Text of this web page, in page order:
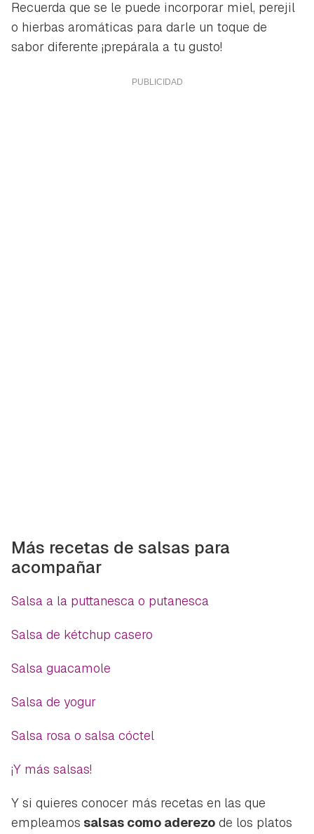
Recuerda que se le puede incorporar miel, perejil
o hierbas aromáticas para darle un toque de
sabor diferente ¡prepárala a tu gusto!
Más recetas de salsas para
acompañar
Salsa a la puttanesca o putanesca
Salsa de kétchup casero
Salsa guacamole
Salsa de yogur
Salsa rosa o salsa cóctel
¡Y más salsas!
Y si quieres conocer más recetas en las que
empleamos salsas como aderezo de los platos